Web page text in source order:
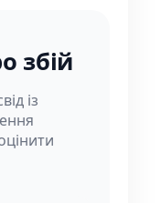
збій
із